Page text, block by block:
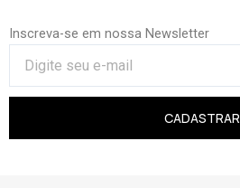
Inscreva-se em nossa Newsletter
CADASTRAR